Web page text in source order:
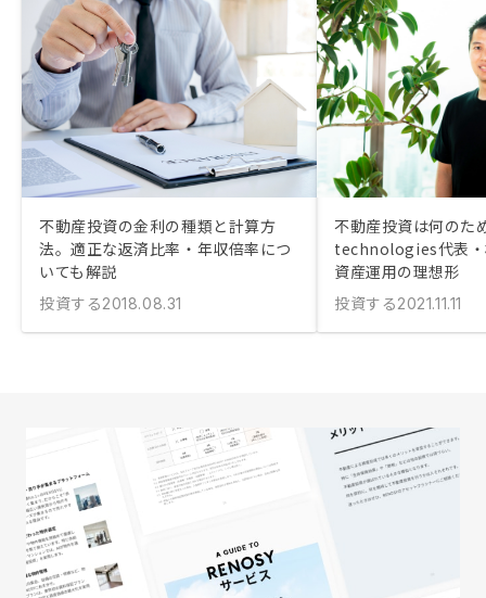
不動産投資の金利の種類と計算方
法。適正な返済比率・年収倍率につ
いても解説
投資する2018.08.31
不動産投資は何のた
technologies代表・
資産運用の理想形
投資する2021.11.11